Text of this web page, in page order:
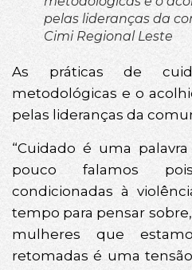
pelas lideranças da
Cimi Regional Leste
As práticas de
metodológicas e o
pelas lideranças da
“Cuidado é uma
pouco falamos
condicionadas à
tempo para pensar
mulheres que
retomadas é uma